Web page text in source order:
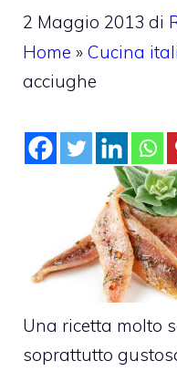
2 Maggio 2013 di
Home » Cucina
acciughe
Una ricetta molto
soprattutto